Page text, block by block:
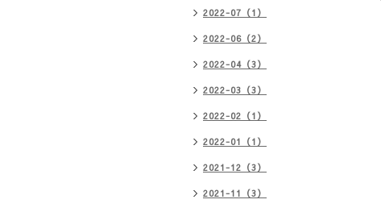
2022-07（1）
2022-06（2）
2022-04（3）
2022-03（3）
2022-02（1）
2022-01（1）
2021-12（3）
2021-11（3）